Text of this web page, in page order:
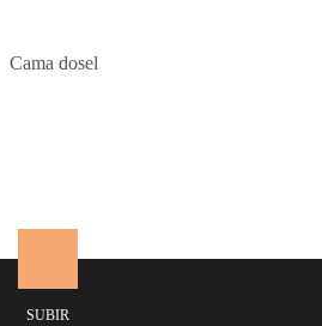
Cama dosel
SUBIR